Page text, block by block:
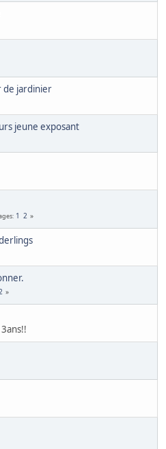
de jardinier
jeune exposant
1 2